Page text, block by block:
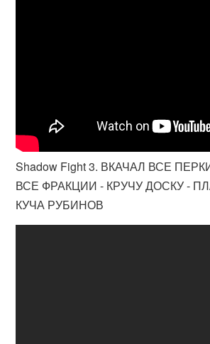
Shadow Fight 3. ВКАЧАЛ ВСЕ
ВСЕ ФРАКЦИИ - КРУЧУ ДОСКУ -
КУЧА РУБИНОВ